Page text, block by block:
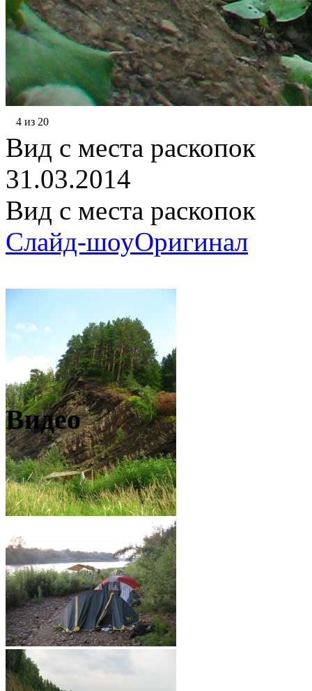
4 из 20
Вид с места раскопок
31.03.2014
Вид с места раскопок
Слайд-шоуОригинал
Видео